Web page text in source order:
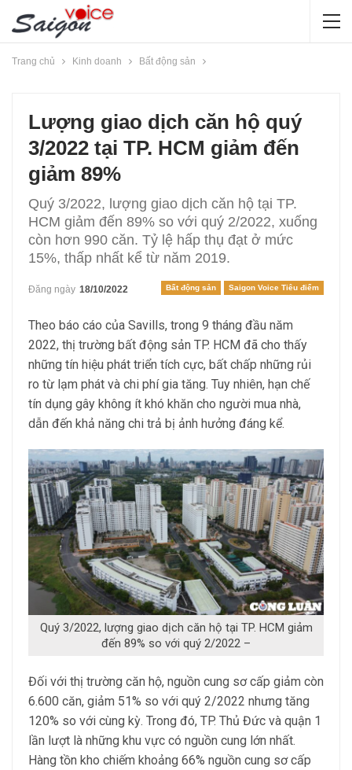
Trang chủ Kinh doanh Bất động sản
Lượng giao dịch căn hộ quý
3/2022 tại TP. HCM giảm đến
giảm 89%
Quý 3/2022, lượng giao dịch căn hộ tại TP.
HCM giảm đến 89% so với quý 2/2022, xuống
còn hơn 990 căn. Tỷ lệ hấp thụ đạt ở mức
15%, thấp nhất kể từ năm 2019.
Bất động sản Saigon Voice Tiêu điểm
Đăng ngày 18/10/2022
Theo báo cáo của Savills, trong 9 tháng đầu năm
2022, thị trường bất động sản TP. HCM đã cho thấy
những tín hiệu phát triển tích cực, bất chấp những rủi
ro từ lạm phát và chi phí gia tăng. Tuy nhiên, hạn chế
tín dụng gây không ít khó khăn cho người mua nhà,
dẫn đến khả năng chi trả bị ảnh hưởng đáng kể.
Quý 3/2022, lượng giao dịch căn hộ tại TP. HCM giảm
đến 89% so với quý 2/2022 –
Đối với thị trường căn hộ, nguồn cung sơ cấp giảm còn
6.600 căn, giảm 51% so với quý 2/2022 nhưng tăng
120% so với cùng kỳ. Trong đó, TP. Thủ Đức và quận 1
lần lượt là những khu vực có nguồn cung lớn nhất.
Hàng tồn kho chiếm khoảng 66% nguồn cung sơ cấp